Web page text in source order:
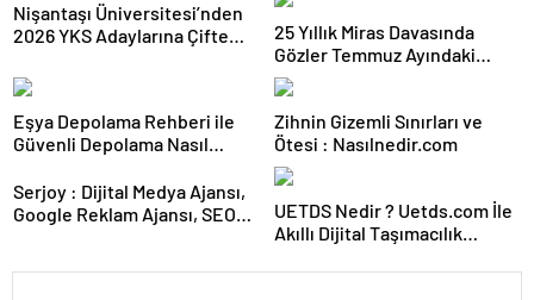
Nişantaşı Üniversitesi’nden
2026 YKS Adaylarına Çifte
Kesintisiz Burs
25 Yıllık Miras Davasında
Gözler Temmuz Ayındaki
Karar Duruşmasına Çevrildi
Eşya Depolama Rehberi ile
Güvenli Depolama Nasıl
Zihnin Gizemli Sınırları ve
Ötesi : Nasılnedir.com
Serjoy : Dijital Medya Ajansı,
Google Reklam Ajansı, SEO
UETDS Nedir ? Uetds.com İle
Akıllı Dijital Taşımacılık